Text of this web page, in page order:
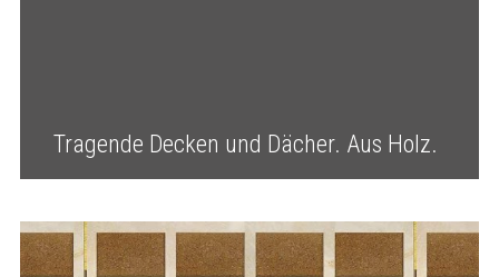
Tragende Decken und Dächer. Aus Holz.